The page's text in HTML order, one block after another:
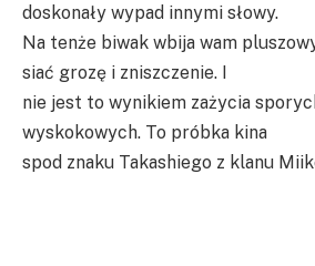
doskonały wypad innymi słowy.
Na tenże biwak wbija wam
siać grozę i zniszczenie. I
nie jest to wynikiem zażycia
wyskokowych. To próbka kina
spod znaku Takashiego z klanu